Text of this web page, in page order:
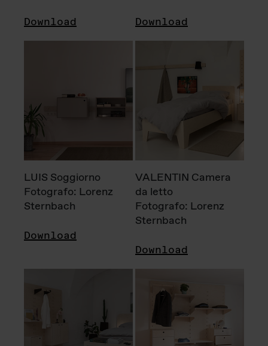
Download Download
LUIS Soggiorno
Fotografo: Lorenz
Sternbach
Download
VALENTIN Camera
da letto
Fotografo: Lorenz
Sternbach
Download